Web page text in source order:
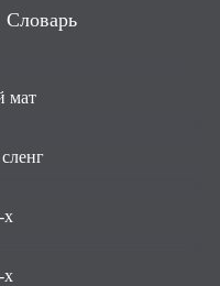
Словарь
мат
х
х